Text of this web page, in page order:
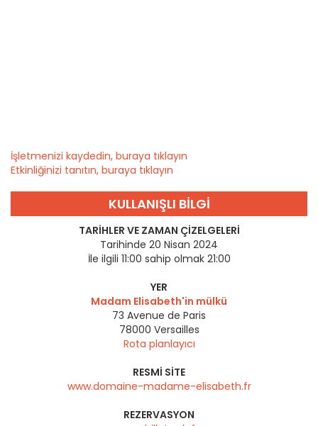
İşletmenizi kaydedin, buraya tıklayın
Etkinliğinizi tanıtın, buraya tıklayın
KULLANIŞLI BILGI
TARIHLER VE ZAMAN ÇIZELGELERI
Tarihinde 20 Nisan 2024
İle ilgili 11:00 sahip olmak 21:00
YER
Madam Elisabeth'in mülkü
73 Avenue de Paris
78000 Versailles
Rota planlayıcı
RESMI SITE
www.domaine-madame-elisabeth.fr
REZERVASYON